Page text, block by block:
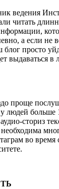
ведения
читать
а если не
просто
выдаваться в
проще
людей больше
сториз
во время